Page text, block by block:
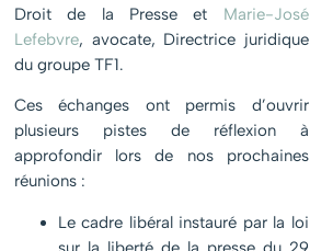
Droit de la Presse et Marie-José
Lefebvre, avocate, Directrice juridique
du groupe TF1.
Ces échanges ont permis d’ouvrir
plusieurs pistes de réflexion à
approfondir lors de nos prochaines
réunions :
Le cadre libéral instauré par la loi